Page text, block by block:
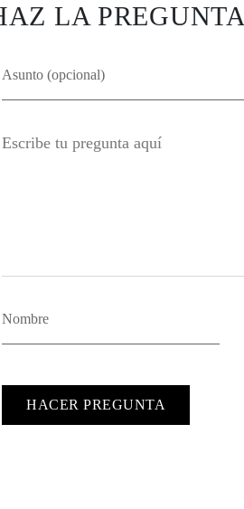
LA PREGUNTA
HACER PREGUNTA